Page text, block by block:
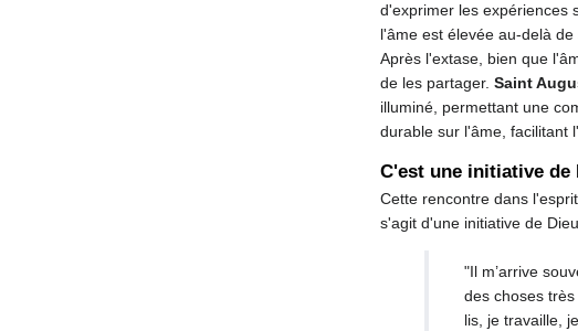
d'exprimer les expériences
l'âme est élevée au-delà
Après l'extase, bien que
de les partager. Saint
illuminé, permettant une
durable sur l'âme, facilitant
C'est une initiative de
Cette rencontre dans
s'agit d'une initiative de
"Il m’arrive
des choses très
lis, je travaille,